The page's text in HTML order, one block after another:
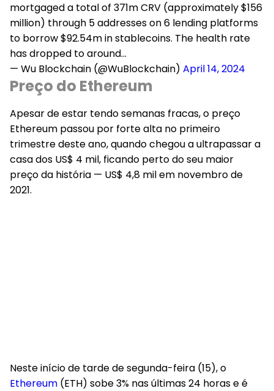
mortgaged a total of 371m CRV (approximately $156
million) through 5 addresses on 6 lending platforms
to borrow $92.54m in stablecoins. The health rate
has dropped to around…
— Wu Blockchain (@WuBlockchain) April 14, 2024
Preço do Ethereum
Apesar de estar tendo semanas fracas, o preço
Ethereum passou por forte alta no primeiro
trimestre deste ano, quando chegou a ultrapassar a
casa dos US$ 4 mil, ficando perto do seu maior
preço da história — US$ 4,8 mil em novembro de
2021.
Neste início de tarde de segunda-feira (15), o
Ethereum (ETH) sobe 3% nas últimas 24 horas e é